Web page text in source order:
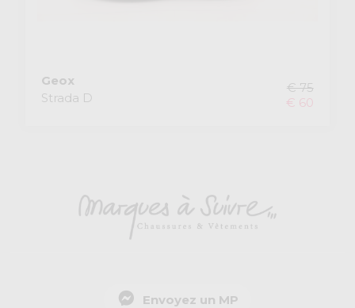
Geox
Strada D
€ 75
€ 60
Envoyez un MP